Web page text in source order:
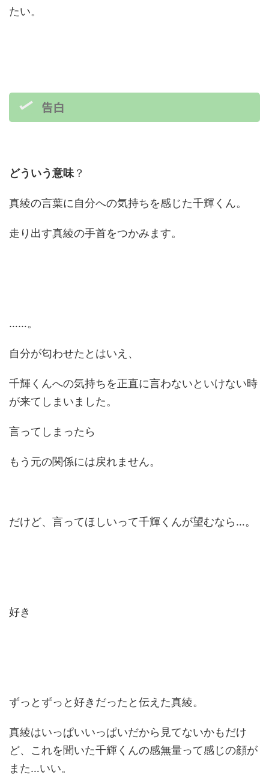
たい。
告白
どういう意味 ？
真綾の言葉に自分への気持ちを感じた千輝くん。
走り出す真綾の手首をつかみます。
……。
自分が匂わせたとはいえ、
千輝くんへの気持ちを正直に言わないといけない時
が来てしまいました。
言ってしまったら
もう元の関係には戻れません。
だけど、言ってほしいって千輝くんが望むなら…。
好き
ずっとずっと好きだったと伝えた真綾。
真綾はいっぱいいっぱいだから見てないかもだけ
ど、これを聞いた千輝くんの感無量って感じの顔が
また…いい。